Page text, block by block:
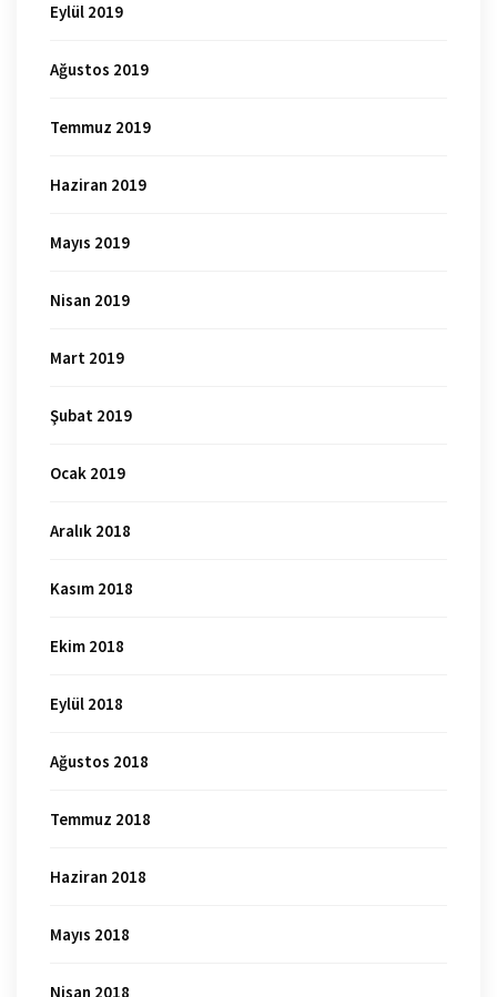
Eylül 2019
Ağustos 2019
Temmuz 2019
Haziran 2019
Mayıs 2019
Nisan 2019
Mart 2019
Şubat 2019
Ocak 2019
Aralık 2018
Kasım 2018
Ekim 2018
Eylül 2018
Ağustos 2018
Temmuz 2018
Haziran 2018
Mayıs 2018
Nisan 2018